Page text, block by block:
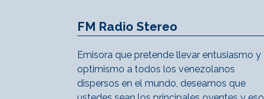
FM Radio Stereo
Emisora que pretende llevar entusiasmo y
optimismo a todos los venezolanos
dispersos en el mundo, deseamos que